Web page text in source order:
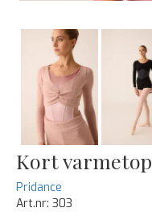
Kort
Pridance
Art.nr: 303